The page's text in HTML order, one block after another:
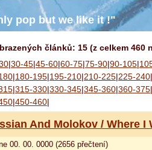
pop but we like it !"
článků: 15 (z celkem 460
|30-45|45-60|60-75|75-90|90-105|
|180-195|195-210|210-225|225-240|
|315-330|330-345|345-360|360-375|
|450-460|
And Molokov / Where I
00. 00. 0000 (2656 přečtení)